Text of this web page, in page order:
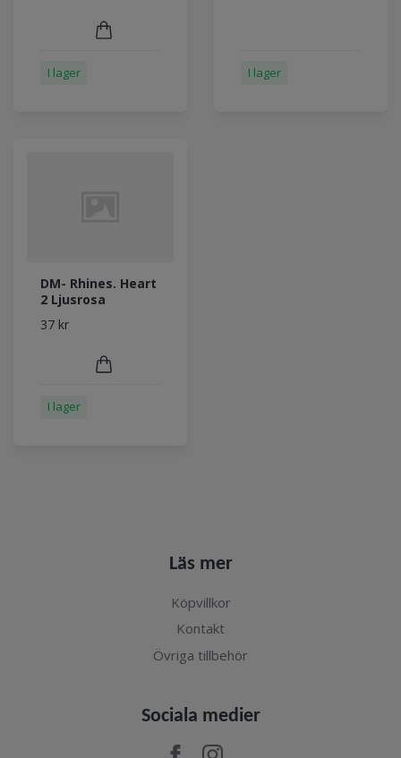
I lager I lager
DM- Rhines. Heart
2 Ljusrosa
37 kr
I lager
Läs mer
Köpvillkor
Kontakt
Övriga tillbehör
Sociala medier